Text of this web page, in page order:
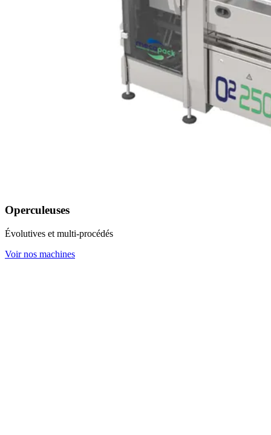
Operculeuses
Évolutives et multi-procédés
Voir nos machines